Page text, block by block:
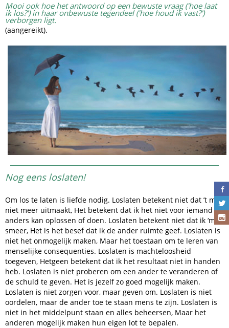
Mooi ook hoe het antwoord op een bewuste vraag ('hoe laat
ik los?') in haar onbewuste tegendeel ('hoe houd ik vast?')
verborgen ligt.
​(aangereikt).
Nog eens loslaten!
Om los te laten is liefde nodig. Loslaten betekent niet dat ’t me
niet meer uitmaakt, Het betekent dat ik het niet voor iemand
anders kan oplossen of doen. Loslaten betekent niet dat ik ‘m
smeer, Het is het besef dat ik de ander ruimte geef. Loslaten is
niet het onmogelijk maken, Maar het toestaan om te leren van
menselijke consequenties. Loslaten is machteloosheid
toegeven, Hetgeen betekent dat ik het resultaat niet in handen
heb. Loslaten is niet proberen om een ander te veranderen of
de schuld te geven. Het is jezelf zo goed mogelijk maken.
Loslaten is niet zorgen voor, maar geven om. Loslaten is niet
oordelen, maar de ander toe te staan mens te zijn. Loslaten is
niet in het middelpunt staan en alles beheersen, Maar het
anderen mogelijk maken hun eigen lot te bepalen.